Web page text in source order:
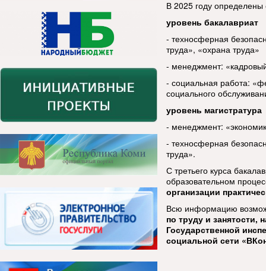
В 2025 году определены
уровень бакалавриат
- техносферная
труда», «охрана труда»
- менеджмент:
- социальная работа:
социального
уровень магистратура
- менеджмент:
- техносферная
труда».
С третьего курса
образовательном
организации
Всю информацию
по труду и занятости,
Государственной
социальной сети